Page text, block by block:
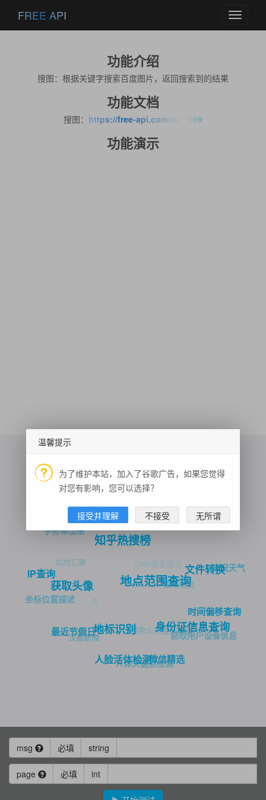
Toggle
FREE API
功能介绍
搜图：根据关键字搜索百度图片，返回搜索到的结果
功能文档
搜图： https://free-api.com/doc/599
功能演示
最近节假日
人脸活体检测
地标识别
获取头像
IP查询
坐标位置描述
汉服新闻
人体关键点检测
微信精选
身份证信息查询
地点范围查询
知乎热搜榜
测试数据
字符串加密
实时汇率
一言
贷款公积金计算器获取用户设备信息
时间偏移查询
文件转换
IP 查询
气象预警
域名备案查询
邮编区号
土味情话
实况天气
旺财图片
坐标转换
msg 必填 string
page 必填 int
温馨提示
为了维护本站，加入了谷歌广告，如果您觉得
对您有影响，您可以选择？
接受并理解 不接受 无所谓